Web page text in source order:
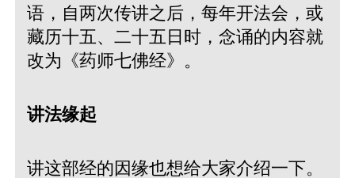
语，自两次传讲之后，每年开法会，或
藏历十五、二十五日时，念诵的内容就
改为《药师七佛经》。
讲法缘起
讲这部经的因缘也想给大家介绍一下。